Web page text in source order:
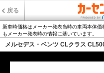
戻る
新車時価格はメーカー発表当時の車両本体
もメーカー発表時の情報に基いています。
メルセデス・ベンツ CLクラス